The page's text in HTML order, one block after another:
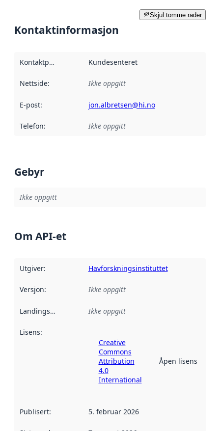
Skjul tomme rader
Kontaktinformasjon
Kontaktpunkt Kundesenteret
Nettside: Ikke oppgitt
E-post: jon.albretsen@hi.no
Telefon: Ikke oppgitt
Gebyr
Ikke oppgitt
Om API-et
Utgiver: Havforskningsinstituttet
Versjon: Ikke oppgitt
Landingsside Ikke oppgitt
Lisens:
Creative
Commons
Attribution
4.0
International
Åpen lisens
Publisert: 5. februar 2026